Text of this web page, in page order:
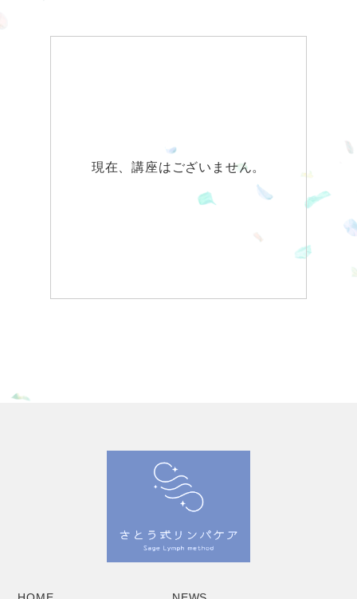
現在、講座はございません。